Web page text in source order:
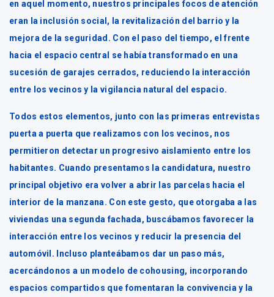
en aquel momento, nuestros principales focos de atención
eran la inclusión social, la revitalización del barrio y la
mejora de la seguridad. Con el paso del tiempo, el frente
hacia el espacio central se había transformado en una
sucesión de garajes cerrados, reduciendo la interacción
entre los vecinos y la vigilancia natural del espacio.
Todos estos elementos, junto con las primeras entrevistas
puerta a puerta que realizamos con los vecinos, nos
permitieron detectar un progresivo aislamiento entre los
habitantes. Cuando presentamos la candidatura, nuestro
principal objetivo era volver a abrir las parcelas hacia el
interior de la manzana. Con este gesto, que otorgaba a las
viviendas una segunda fachada, buscábamos favorecer la
interacción entre los vecinos y reducir la presencia del
automóvil. Incluso planteábamos dar un paso más,
acercándonos a un modelo de cohousing, incorporando
espacios compartidos que fomentaran la convivencia y la